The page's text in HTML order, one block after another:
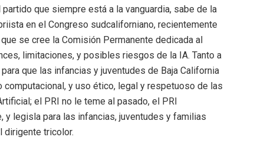
que siempre está a la vanguardia, sabe de la
en el Congreso sudcaliforniano, recientemente
se cree la Comisión Permanente dedicada al
limitaciones, y posibles riesgos de la IA. Tanto a
que las infancias y juventudes de Baja California
y uso ético, legal y respetuoso de las
el PRI no le teme al pasado, el PRI
y legisla para las infancias, juventudes y familias
dirigente tricolor.